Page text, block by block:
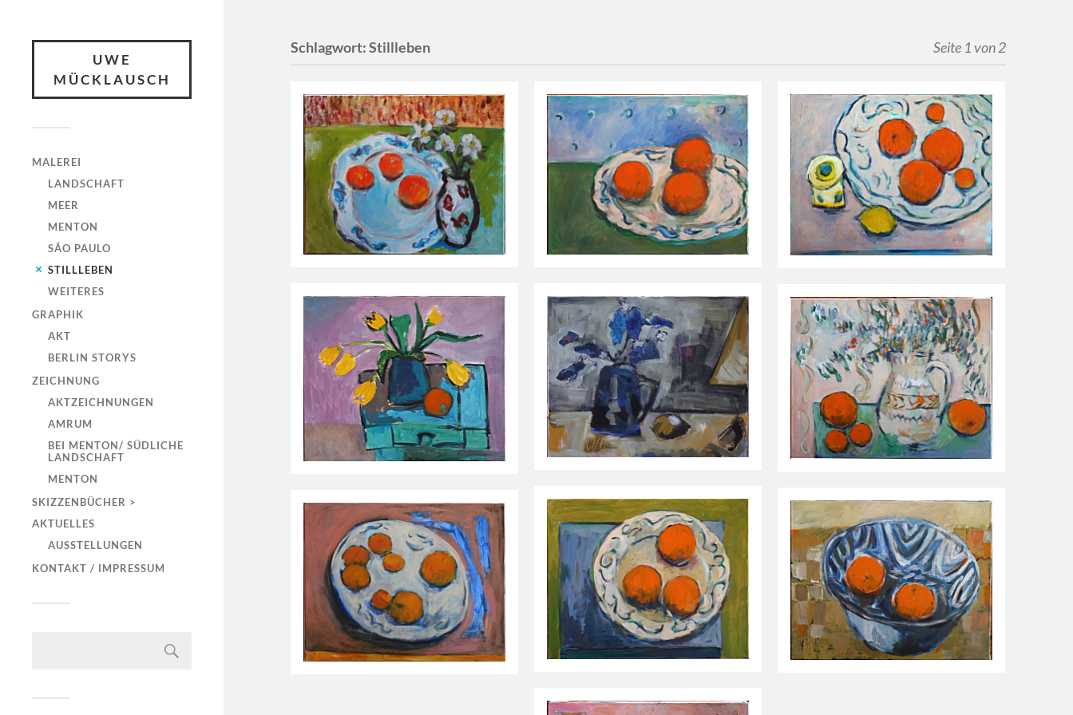
UWE
MÜCKLAUSCH
MALEREI
LANDSCHAFT
MEER
MENTON
SÃO PAULO
STILLLEBEN
WEITERES
GRAPHIK
AKT
BERLIN STORYS
ZEICHNUNG
AKTZEICHNUNGEN
AMRUM
BEI MENTON/ SÜDLICHE
LANDSCHAFT
MENTON
SKIZZENBÜCHER >
AKTUELLES
AUSSTELLUNGEN
KONTAKT / IMPRESSUM
Schlagwort:Stillleben Seite 1 von 2